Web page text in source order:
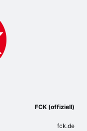
FCK (offiziell)
fck.de